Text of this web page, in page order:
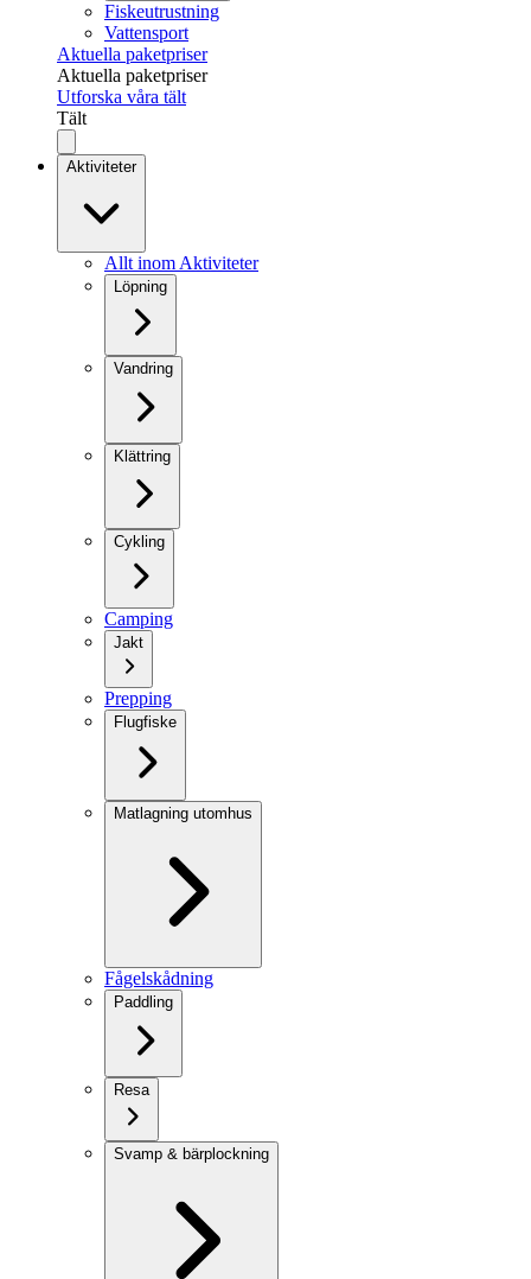
Fiskeutrustning
Vattensport
Aktuella paketpriser
Aktuella paketpriser
Utforska våra tält
Tält
Aktiviteter
Allt inom Aktiviteter
Löpning
Vandring
Klättring
Cykling
Camping
Jakt
Prepping
Flugfiske
Matlagning utomhus
Fågelskådning
Paddling
Resa
Svamp & bärplockning